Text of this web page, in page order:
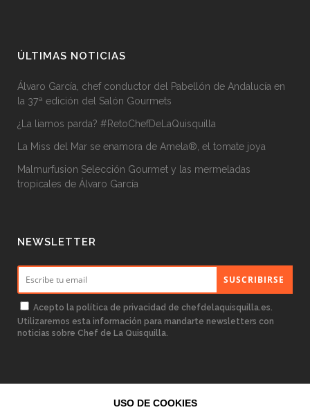
ÚLTIMAS NOTICIAS
Álvaro García, chef conductor del Pabellón de Andalucía en
la 37ª edición del Salón Gourmets
¿La liamos parda? #RetoChefDeLaQuisquilla
La Miss del Mar se enamora de Amela®, el tomate joya
Malmurfusion Selección Gourmet y las mermeladas
tropicales de Álvaro García
NEWSLETTER
Acepto la política de privacidad de chefdelaquisquilla.es.
Utilizaremos esta información para mandarte newsletters con
noticias sobre Chef de La Quisquilla.
USO DE COOKIES